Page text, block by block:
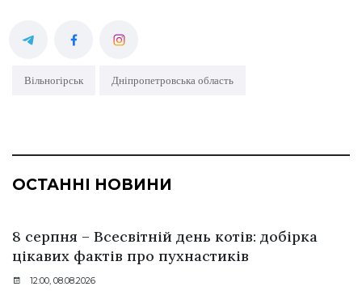
Вільногірськ Дніпропетровська область
ОСТАННІ НОВИНИ
8 серпня – Всесвітній день котів: добірка
цікавих фактів про пухнастиків
12:00, 08.08.2026